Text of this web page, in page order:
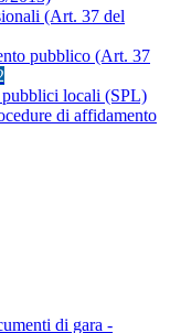
(Art. 37 del
pubblico (Art. 37
locali (SPL)
di affidamento
di gara -